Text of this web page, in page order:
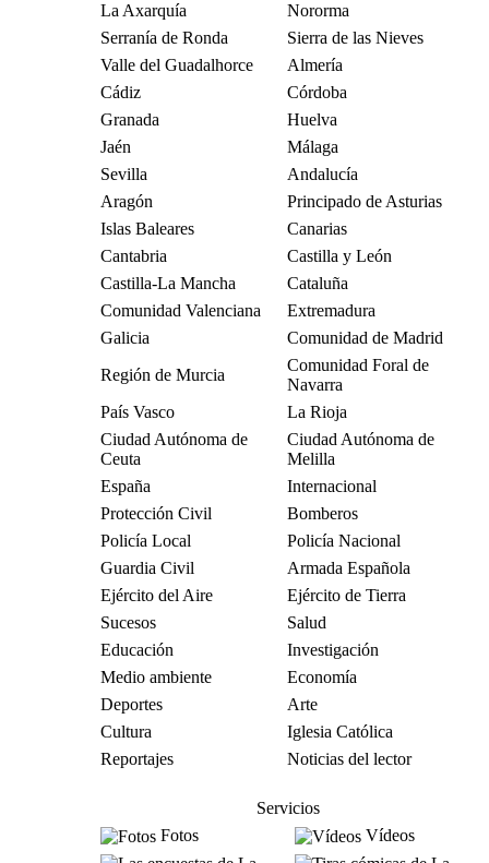
La Axarquía
Nororma
Serranía de Ronda
Sierra de las Nieves
Valle del Guadalhorce
Almería
Cádiz
Córdoba
Granada
Huelva
Jaén
Málaga
Sevilla
Andalucía
Aragón
Principado de Asturias
Islas Baleares
Canarias
Cantabria
Castilla y León
Castilla-La Mancha
Cataluña
Comunidad Valenciana
Extremadura
Galicia
Comunidad de Madrid
Región de Murcia
Comunidad Foral de
Navarra
País Vasco
La Rioja
Ciudad Autónoma de
Ceuta
Ciudad Autónoma de
Melilla
España
Internacional
Protección Civil
Bomberos
Policía Local
Policía Nacional
Guardia Civil
Armada Española
Ejército del Aire
Ejército de Tierra
Sucesos
Salud
Educación
Investigación
Medio ambiente
Economía
Deportes
Arte
Cultura
Iglesia Católica
Reportajes
Noticias del lector
Servicios
Fotos
Vídeos